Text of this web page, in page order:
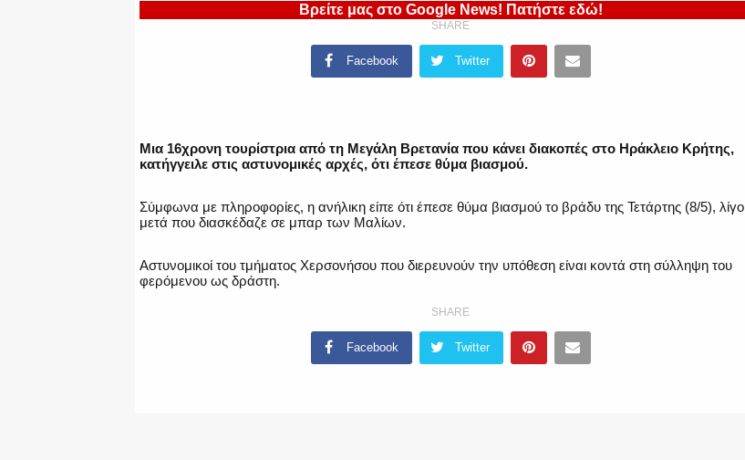
Βρείτε μας στο Google News! Πατήστε εδώ!
SHARE
Facebook Twitter
Μια 16χρονη τουρίστρια από τη Μεγάλη Βρετανία που κάνει διακοπές στο Ηράκλειο Κρήτης,
κατήγγειλε στις αστυνομικές αρχές, ότι έπεσε θύμα βιασμού.
Σύμφωνα με πληροφορίες, η ανήλικη είπε ότι έπεσε θύμα βιασμού το βράδυ της Τετάρτης (8/5), λίγο
μετά που διασκέδαζε σε μπαρ των Μαλίων.
Αστυνομικοί του τμήματος Χερσονήσου που διερευνούν την υπόθεση είναι κοντά στη σύλληψη του
φερόμενου ως δράστη.
SHARE
Facebook Twitter